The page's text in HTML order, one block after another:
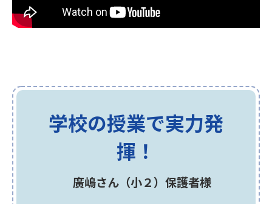
学校の授業で実力発
揮！
廣嶋さん（小２）保護者様